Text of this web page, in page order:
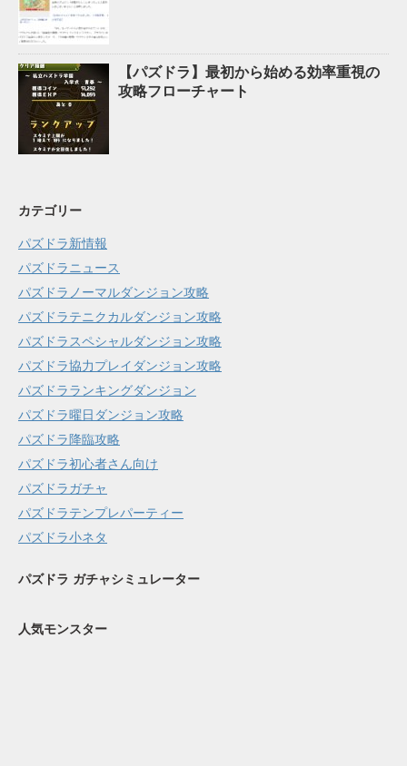
【パズドラ】最初から始める効率重視の
攻略フローチャート
カテゴリー
パズドラ新情報
パズドラニュース
パズドラノーマルダンジョン攻略
パズドラテニクカルダンジョン攻略
パズドラスペシャルダンジョン攻略
パズドラ協力プレイダンジョン攻略
パズドラランキングダンジョン
パズドラ曜日ダンジョン攻略
パズドラ降臨攻略
パズドラ初心者さん向け
パズドラガチャ
パズドラテンプレパーティー
パズドラ小ネタ
パズドラ ガチャシミュレーター
人気モンスター